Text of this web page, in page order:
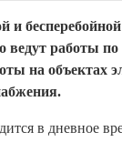
и
ведут работы
на объектах
в дневное